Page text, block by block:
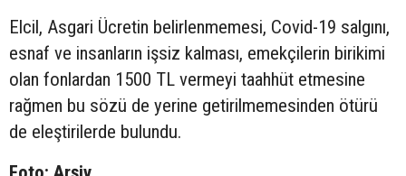
Elcil, Asgari Ücretin belirlenmemesi, Covid-19 salgını,
esnaf ve insanların işsiz kalması, emekçilerin birikimi
olan fonlardan 1500 TL vermeyi taahhüt etmesine
rağmen bu sözü de yerine getirilmemesinden ötürü
de eleştirilerde bulundu.